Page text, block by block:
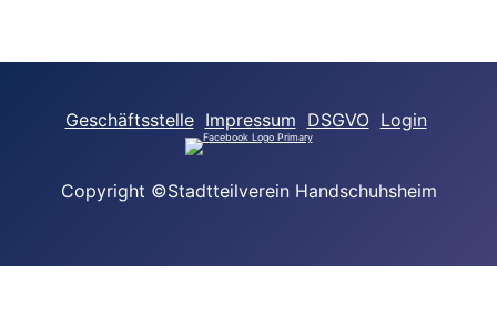
Geschäftsstelle Impressum DSGVO Login
Copyright ©Stadtteilverein Handschuhsheim